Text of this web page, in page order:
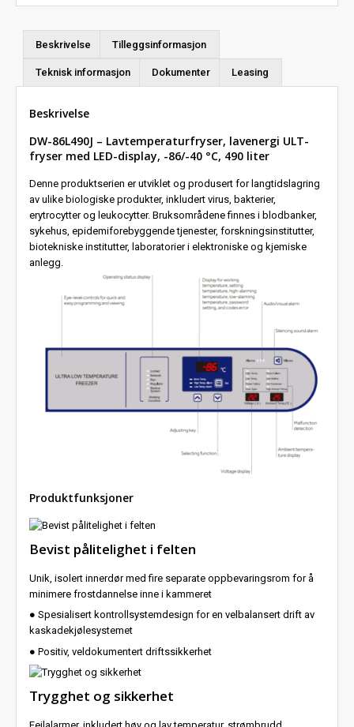
Beskrivelse Tilleggsinformasjon
Teknisk informasjon Dokumenter Leasing
Beskrivelse
DW-86L490J – Lavtemperaturfryser, lavenergi ULT-
fryser med LED-display, -86/-40 °C, 490 liter
Denne produktserien er utviklet og produsert for langtidslagring
av ulike biologiske produkter, inkludert virus, bakterier,
erytrocytter og leukocytter. Bruksområdene finnes i blodbanker,
sykehus, epidemiforebyggende tjenester, forskningsinstitutter,
biotekniske institutter, laboratorier i elektroniske og kjemiske
anlegg.
Produktfunksjoner
Bevist pålitelighet i felten
Unik, isolert innerdør med fire separate oppbevaringsrom for å
minimere frostdannelse inne i kammeret
● Spesialisert kontrollsystemdesign for en velbalansert drift av
kaskadekjølesystemet
● Positiv, veldokumentert driftssikkerhet
Trygghet og sikkerhet